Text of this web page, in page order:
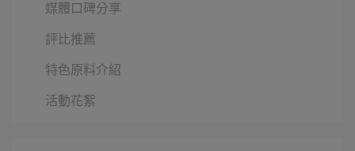
媒體口碑分享
評比推薦
特色原料介紹
活動花絮